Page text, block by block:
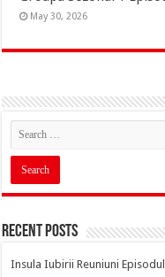
May 30, 2026
Recent Posts
Insula Iubirii Reuniuni